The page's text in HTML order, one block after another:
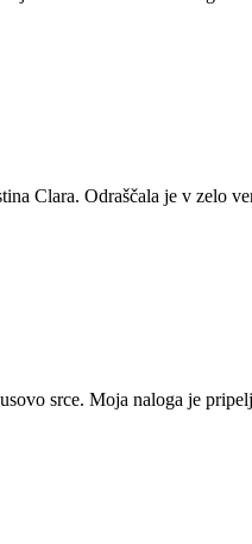
Clara. Odraščala je v zelo
srce. Moja naloga je